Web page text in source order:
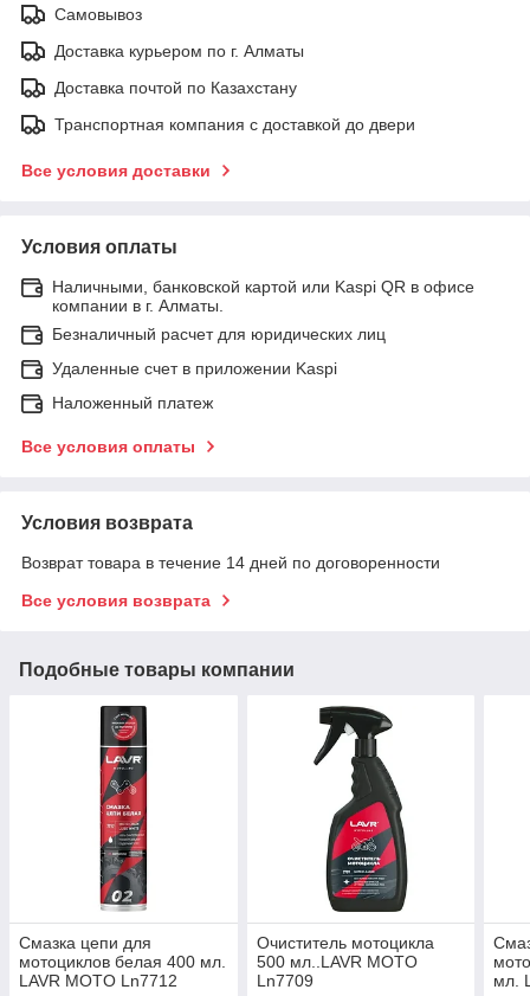
Самовывоз
Доставка курьером по г. Алматы
Доставка почтой по Казахстану
Транспортная компания с доставкой до двери
Все условия доставки
Условия оплаты
Наличными, банковской картой или Kaspi QR в офисе
компании в г. Алматы.
Безналичный расчет для юридических лиц
Удаленные счет в приложении Kaspi
Наложенный платеж
Все условия оплаты
Условия возврата
Возврат товара в течение 14 дней по договоренности
Все условия возврата
Подобные товары компании
Смазка цепи для
мотоциклов белая 400 мл.
LAVR MOTO Ln7712
Очиститель мотоцикла
500 мл..LAVR MOTO
Ln7709
мл.